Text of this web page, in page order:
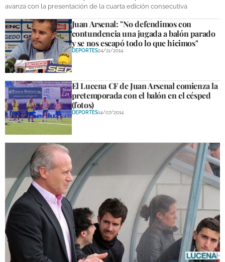
DEPORTES
COMPETICIONES
DEPORTE BASE
OPINIÓN
VENTANA CIUDADANA
CÓRDOBA
PROVINCIA
SUBBÉTICA HOY
SALUD
OBRAS
NECROLÓGICAS
GALERÍAS
avanza con la presentación de la cuarta edición consecutiva
Juan Arsenal: "No defendimos con
contundencia una jugada a balón parado
y se nos escapó todo lo que hicimos"
DEPORTES24/11/2014
El Lucena CF de Juan Arsenal comienza la
pretemporada con el balón en el césped
(fotos)
DEPORTES14/07/2014